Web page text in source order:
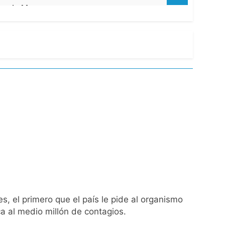
Moyano
la reforma de la Ley de Tierras
el primero que el país le pide al organismo
al medio millón de contagios.